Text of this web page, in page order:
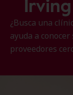
¿Busca una
ayuda a
proveedores